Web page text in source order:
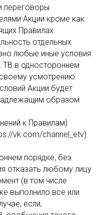
переговоры
Акции кроме как
Правилах.
отдельных
любые иные условия
ТВ в одностороннем
усмотрению.
Акции будет
образом
к Правилам)
vk.com/channel_etv)
порядке, без
отказать любому лицу
(в том числе
выполнило все или
если,